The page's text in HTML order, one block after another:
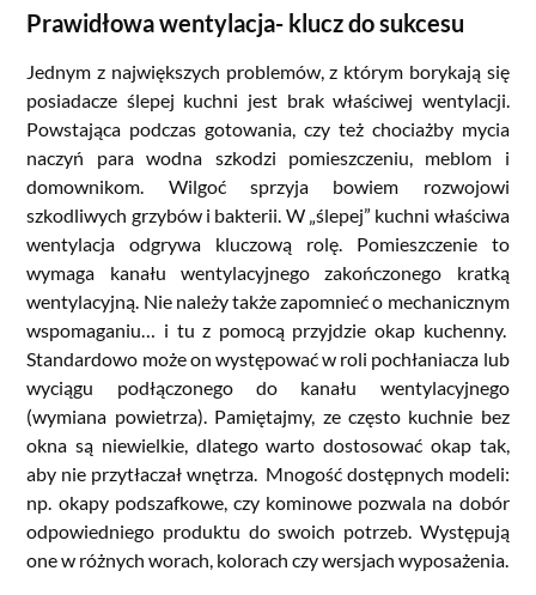
Prawidłowa wentylacja- klucz do sukcesu
Jednym z największych problemów, z którym borykają się
posiadacze ślepej kuchni jest brak właściwej wentylacji.
Powstająca podczas gotowania, czy też chociażby mycia
naczyń para wodna szkodzi pomieszczeniu, meblom i
domownikom. Wilgoć sprzyja bowiem rozwojowi
szkodliwych grzybów i bakterii. W „ślepej” kuchni właściwa
wentylacja odgrywa kluczową rolę. Pomieszczenie to
wymaga kanału wentylacyjnego zakończonego kratką
wentylacyjną. Nie należy także zapomnieć o mechanicznym
wspomaganiu… i tu z pomocą przyjdzie okap kuchenny.
Standardowo może on występować w roli pochłaniacza lub
wyciągu podłączonego do kanału wentylacyjnego
(wymiana powietrza). Pamiętajmy, ze często kuchnie bez
okna są niewielkie, dlatego warto dostosować okap tak,
aby nie przytłaczał wnętrza. Mnogość dostępnych modeli:
np. okapy podszafkowe, czy kominowe pozwala na dobór
odpowiedniego produktu do swoich potrzeb. Występują
one w różnych worach, kolorach czy wersjach wyposażenia.